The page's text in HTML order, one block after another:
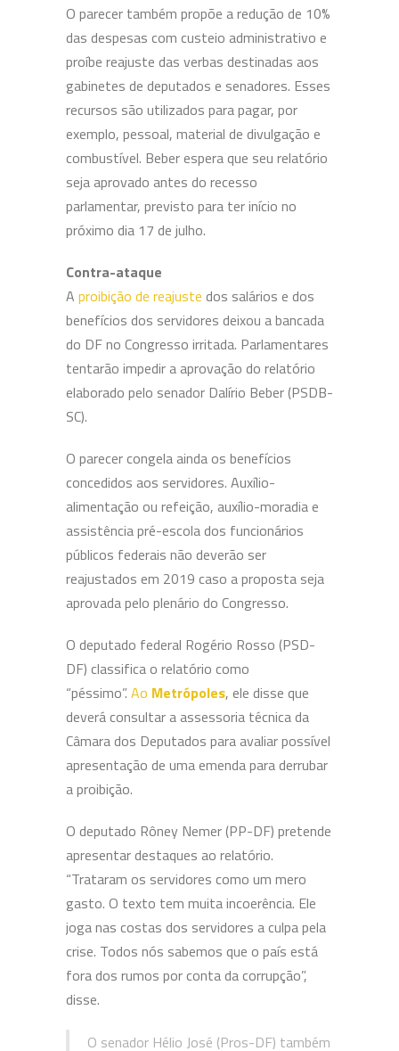
O parecer também propõe a redução de 10%
das despesas com custeio administrativo e
proíbe reajuste das verbas destinadas aos
gabinetes de deputados e senadores. Esses
recursos são utilizados para pagar, por
exemplo, pessoal, material de divulgação e
combustível. Beber espera que seu relatório
seja aprovado antes do recesso
parlamentar, previsto para ter início no
próximo dia 17 de julho.
Contra-ataque
A proibição de reajuste dos salários e dos
benefícios dos servidores deixou a bancada
do DF no Congresso irritada. Parlamentares
tentarão impedir a aprovação do relatório
elaborado pelo senador Dalírio Beber (PSDB-
SC).
O parecer congela ainda os benefícios
concedidos aos servidores. Auxílio-
alimentação ou refeição, auxílio-moradia e
assistência pré-escola dos funcionários
públicos federais não deverão ser
reajustados em 2019 caso a proposta seja
aprovada pelo plenário do Congresso.
O deputado federal Rogério Rosso (PSD-
DF) classifica o relatório como
“péssimo”.Ao Metrópoles, ele disse que
deverá consultar a assessoria técnica da
Câmara dos Deputados para avaliar possível
apresentação de uma emenda para derrubar
a proibição.
O deputado Rôney Nemer (PP-DF) pretende
apresentar destaques ao relatório.
“Trataram os servidores como um mero
gasto. O texto tem muita incoerência. Ele
joga nas costas dos servidores a culpa pela
crise. Todos nós sabemos que o país está
fora dos rumos por conta da corrupção”,
disse.
O senador Hélio José (Pros-DF) também